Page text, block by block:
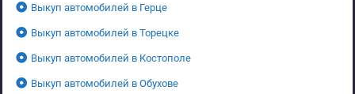
Выкуп автомобилей в Герце
Выкуп автомобилей в Торецке
Выкуп автомобилей в Костополе
Выкуп автомобилей в Обухове